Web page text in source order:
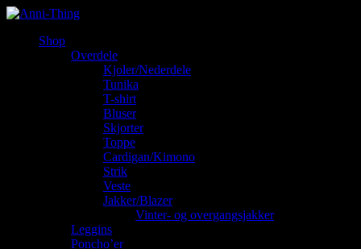
Shop
Overdele
Kjoler/Nederdele
Tunika
T-shirt
Bluser
Skjorter
Toppe
Cardigan/Kimono
Strik
Veste
Jakker/Blazer
Vinter- og overgangsjakker
Leggins
Poncho’er